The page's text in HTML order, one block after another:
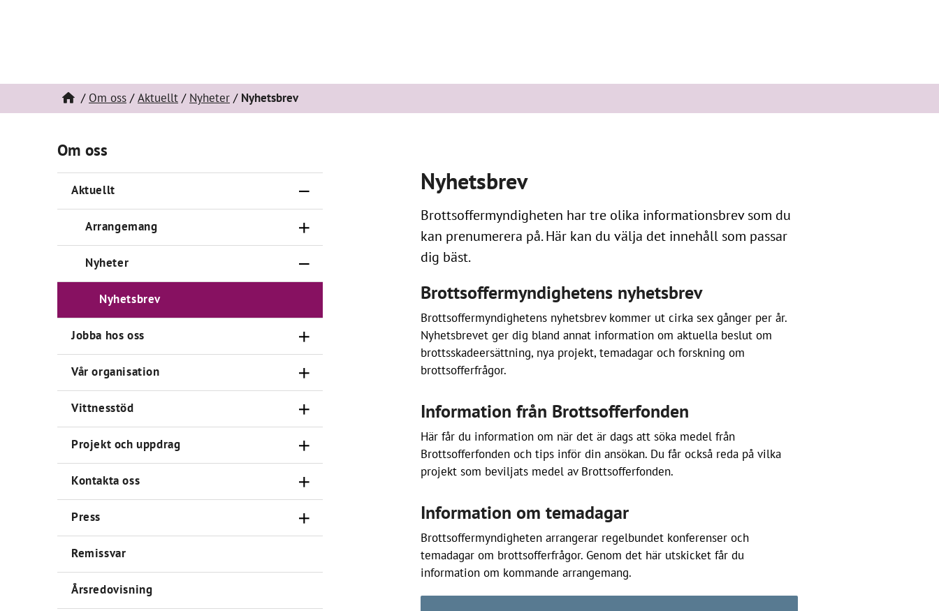
Om oss Aktuellt Nyheter Nyhetsbrev
Om oss
Aktuellt
Arrangemang
Nyheter
Nyhetsbrev
Jobba hos oss
Vår organisation
Vittnesstöd
Projekt och uppdrag
Kontakta oss
Press
Remissvar
Årsredovisning
Nyhetsbrev
Brottsoffermyndigheten har tre olika informationsbrev som du
kan prenumerera på. Här kan du välja det innehåll som passar
dig bäst.
Brottsoffermyndighetens nyhetsbrev
Brottsoffermyndighetens nyhetsbrev kommer ut cirka sex gånger per år.
Nyhetsbrevet ger dig bland annat information om aktuella beslut om
brottsskadeersättning, nya projekt, temadagar och forskning om
brottsofferfrågor.
Information från Brottsofferfonden
Här får du information om när det är dags att söka medel från
Brottsofferfonden och tips inför din ansökan. Du får också reda på vilka
projekt som beviljats medel av Brottsofferfonden.
Information om temadagar
Brottsoffermyndigheten arrangerar regelbundet konferenser och
temadagar om brottsofferfrågor. Genom det här utskicket får du
information om kommande arrangemang.